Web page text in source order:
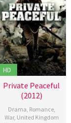
HD
Private Peaceful
(2012)
Drama, Romance,
War, United Kingdom